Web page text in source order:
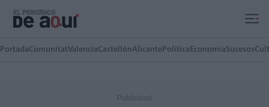
PortadaComunitatValenciaCastellónAlicante Política EconomíaSucesos